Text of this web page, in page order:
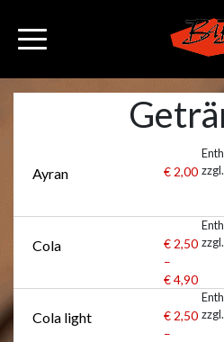
Ayran € 2,00 zzgl.
Cola
€ 2,50
–
€4,90
zzgl.
Cola light
€ 2,50
–
zzgl.